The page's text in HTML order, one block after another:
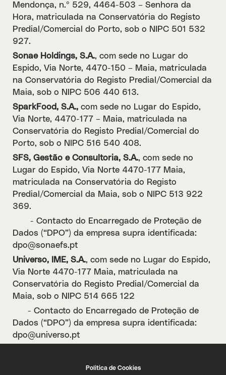
Mendonça, n.º 529, 4464-503 – Senhora da
Hora, matriculada na Conservatória do Registo
Predial/Comercial do Porto, sob o NIPC 501 532
927.
Sonae Holdings, S.A., com sede no Lugar do
Espido, Via Norte, 4470-150 – Maia, matriculada
na Conservatória do Registo Predial/Comercial da
Maia, sob o NIPC 506 440 613.
SparkFood, S.A., com sede no Lugar do Espido,
Via Norte, 4470-177 – Maia, matriculada na
Conservatória do Registo Predial/Comercial do
Porto, sob o NIPC 516 540 408.
SFS, Gestão e Consultoria, S.A., com sede no
Lugar do Espido, Via Norte 4470-177 Maia,
matriculada na Conservatória do Registo
Predial/Comercial da Maia, sob o NIPC 513 922
369.
- Contacto do Encarregado de Proteção de
Dados (“DPO”) da empresa supra identificada:
dpo@sonaefs.pt
Universo, IME, S.A., com sede no Lugar do Espido,
Via Norte 4470-177 Maia, matriculada na
Conservatória do Registo Predial/Comercial da
Maia, sob o NIPC 514 665 122
- Contacto do Encarregado de Proteção de
Dados (“DPO”) da empresa supra identificada:
dpo@universo.pt
Politica de Cookies